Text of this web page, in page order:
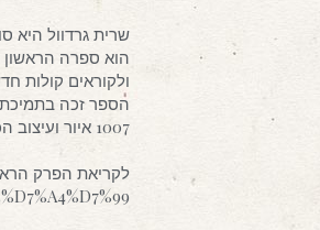
שרית גרדוול היא
הוא ספרה
ולקוראים קולות
1007 איור ועיצוב הכריכה: טליה בר
לקריאת הפרק